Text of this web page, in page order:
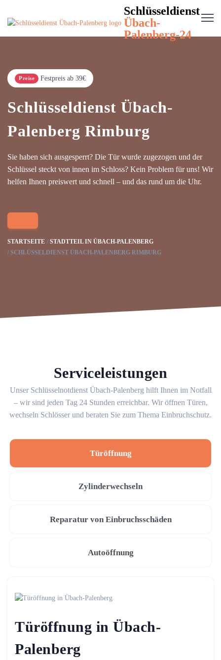
Schlüsseldienst
Übach-
Palenberg-24
Preise Festpreis ab 39€
Schlüsseldienst Übach-
Palenberg Rimburg
Sie haben sich ausgesperrt? Die Tür wurde zugezogen und der
Schlüssel steckt von innen im Schloss? Kein Problem für uns! Wir
helfen Ihnen preiswert und schnell – und das rund um die Uhr.
STARTSEITE
STADTTEIL IN ÜBACH-PALENBERG
SCHLÜSSELDIENST ÜBACH-PALENBERG RIMBURG
Serviceleistungen
Unser Schlüsselnotdienst Übach-Palenberg hilft Ihnen im Notfall
– wir sind jeden Tag 24 Stunden erreichbar. Wir öffnen Türen,
wechseln Schlösser und beraten Sie zum Thema Einbruchschutz.
Türöffnung
Zylinderwechseln
Reparatur von Einbruchsschäden
Autoöffnung
Türöffnung in Übach-
Palenberg